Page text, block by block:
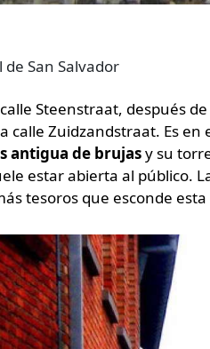
de San Salvador
Steenstraat, después
calle Zuidzandstraat. Es
antigua de brujasy su
estar abierta al público.
tesoros que esconde